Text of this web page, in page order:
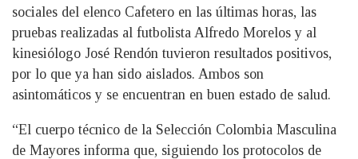
sociales del elenco Cafetero en las últimas horas, las
pruebas realizadas al futbolista Alfredo Morelos y al
kinesiólogo José Rendón tuvieron resultados positivos,
por lo que ya han sido aislados. Ambos son
asintomáticos y se encuentran en buen estado de salud.
“El cuerpo técnico de la Selección Colombia Masculina
de Mayores informa que, siguiendo los protocolos de